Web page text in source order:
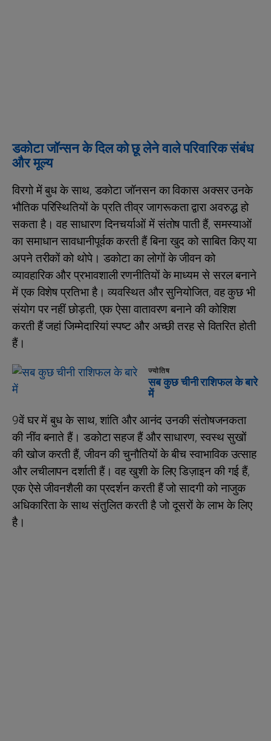
डकोटा जॉन्सन के दिल को छू लेने वाले परिवारिक संबंध
और मूल्य
विरगो में बुध के साथ, डकोटा जॉनसन का विकास अक्सर उनके
भौतिक परिस्थितियों के प्रति तीव्र जागरूकता द्वारा अवरुद्ध हो
सकता है। वह साधारण दिनचर्याओं में संतोष पाती हैं, समस्याओं
का समाधान सावधानीपूर्वक करती हैं बिना खुद को साबित किए या
अपने तरीकों को थोपे। डकोटा का लोगों के जीवन को
व्यावहारिक और प्रभावशाली रणनीतियों के माध्यम से सरल बनाने
में एक विशेष प्रतिभा है। व्यवस्थित और सुनियोजित, वह कुछ भी
संयोग पर नहीं छोड़ती, एक ऐसा वातावरण बनाने की कोशिश
करती हैं जहां जिम्मेदारियां स्पष्ट और अच्छी तरह से वितरित होती
हैं।
ज्योतिष
सब कुछ चीनी राशिफल के बारे
में
9वें घर में बुध के साथ, शांति और आनंद उनकी संतोषजनकता
की नींव बनाते हैं। डकोटा सहज हैं और साधारण, स्वस्थ सुखों
की खोज करती हैं, जीवन की चुनौतियों के बीच स्वाभाविक उत्साह
और लचीलापन दर्शाती हैं। वह खुशी के लिए डिज़ाइन की गई हैं,
एक ऐसे जीवनशैली का प्रदर्शन करती हैं जो सादगी को नाजुक
अधिकारिता के साथ संतुलित करती है जो दूसरों के लाभ के लिए
है।